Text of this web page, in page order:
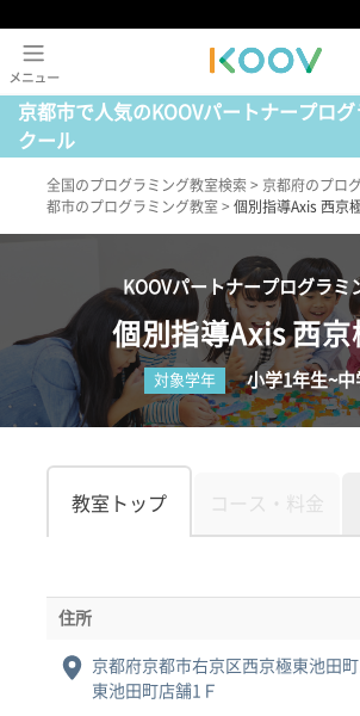
京都市で人気のKOOVパートナープロ
クール
全国のプログラミング教室検索 > 京都府のプロ
都市のプログラミング教室 > 個別指導Axis 西京
KOOVパートナープログラミ
個別指導Axis 西京
対象学年 小学1年生~中
教室トップ コース・料金
住所
京都府京都市右京区西京極東池田
東池田町店舗1Ｆ